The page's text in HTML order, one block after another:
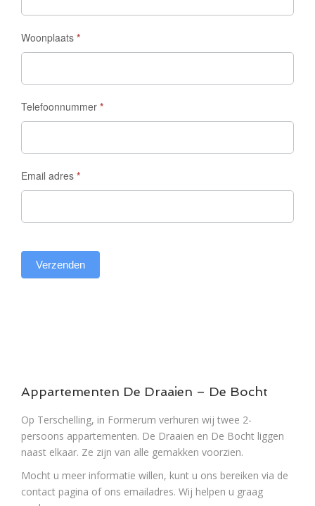
Woonplaats *
Telefoonnummer *
Email adres *
Verzenden
Appartementen De Draaien – De Bocht
Op Terschelling, in Formerum verhuren wij twee 2-
persoons appartementen. De Draaien en De Bocht liggen
naast elkaar. Ze zijn van alle gemakken voorzien.
Mocht u meer informatie willen, kunt u ons bereiken via de
contact pagina of ons emailadres. Wij helpen u graag